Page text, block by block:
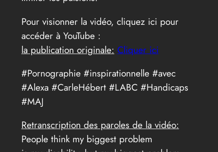
Pour visionner la vidéo, cliquez ici pour
accéder à YouTube :
la publication originale: Cliquer ici
#Pornographie #inspirationnelle #avec
#Alexa #CarleHébert #LABC #Handicaps
#MAJ
Retranscription des paroles de la vidéo:
People think my biggest problem